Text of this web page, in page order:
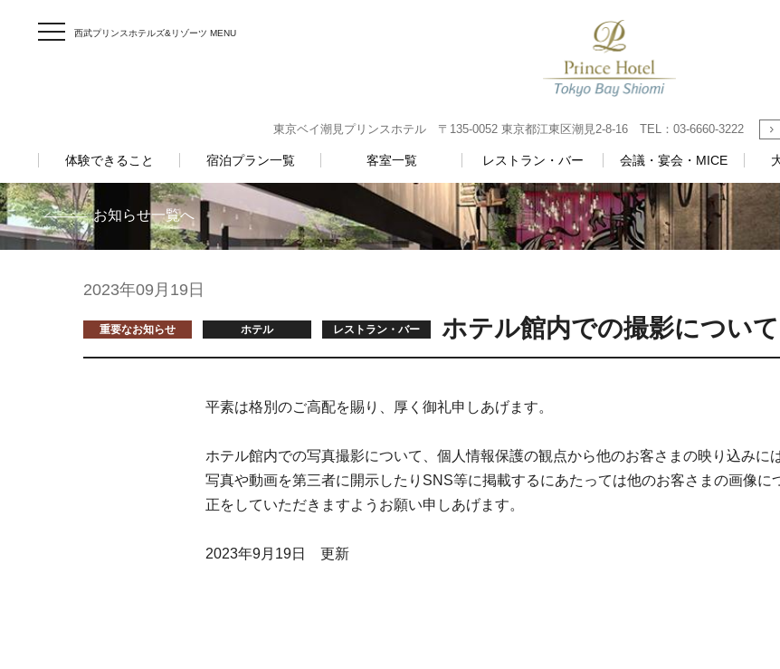
西武プリンスホテルズ&リゾーツ MENU
東京ベイ潮見プリンスホテル 〒135-0052 東京都江東区潮見2-8-16 TEL：03-6660-3222
体験できること 宿泊プラン一覧 客室一覧 レストラン・バー 会議・宴会・MICE
お知らせ一覧へ
2023年09月19日
重要なお知らせ ホテル レストラン・バー ホテル館内での撮影について
平素は格別のご高配を賜り、厚く御礼申しあげます。
ホテル館内での写真撮影について、個人情報保護の観点から他のお客さまの映り込みに
写真や動画を第三者に開示したりSNS等に掲載するにあたっては他のお客さまの画像に
正をしていただきますようお願い申しあげます。
2023年9月19日 更新